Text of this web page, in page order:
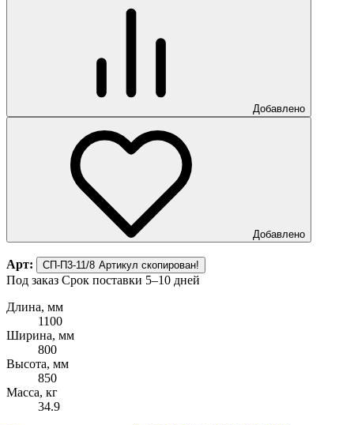
Добавлено
Добавлено
Арт: СП-П3-11/8 Артикул скопирован!
Под заказ Срок поставки 5–10 дней
Длина, мм
1100
Ширина, мм
800
Высота, мм
850
Масса, кг
34.9